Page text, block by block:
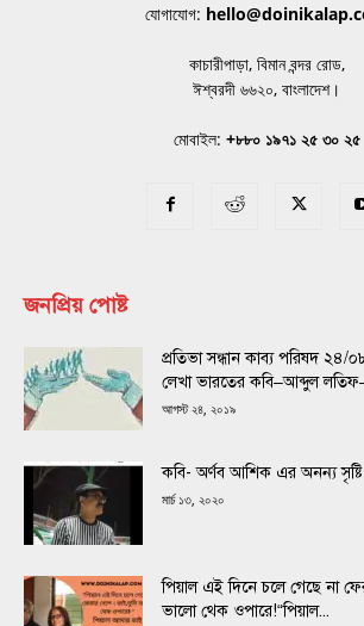
যোগাযোগ:
কাচারীপাড়া, বিমান বন্দর রোড,
ঈশ্বরদী ৬৬২০, বাংলাদেশ।
মোবাইল: +৮৮০ ১৯৭১ ২৫ ৩০ ২৫
জনপ্রিয় পোষ্ট
প্রতিভা সন্ধান কাব্য পরিষদ ২৪/
লেখা ভারতের কবি–আব্দুল
আগস্ট ২৪, ২০১৯
কবি- অর্ণব আশিক এর অনন্য সৃষ্টি
মার্চ ১৩, ২০২০
পিয়াল এই দিনে চলে গেছে না
ভালো থেক ওপারে!“পিয়াল...